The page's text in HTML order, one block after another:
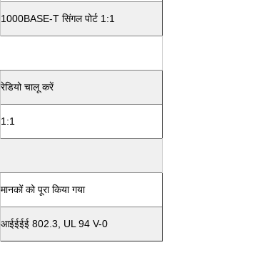
1000BASE-T सिंगल पोर्ट 1:1
रेडियो चालू करें
1:1
मानकों को पूरा किया गया
आईईईई 802.3, UL 94 V-0